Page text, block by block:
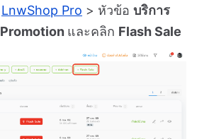
LnwShop Pro > หัวข้อ บริการ
Promotion และคลิก Flash Sale